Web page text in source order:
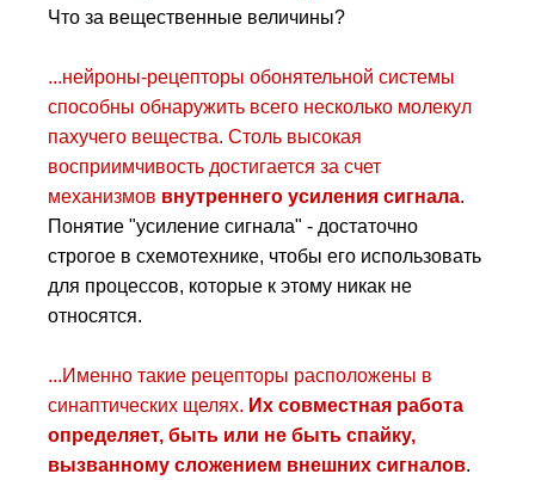
Что за вещественные величины?
...нейроны-рецепторы обонятельной системы
способны обнаружить всего несколько молекул
пахучего вещества. Столь высокая
восприимчивость достигается за счет
механизмов внутреннего усиления сигнала.
Понятие "усиление сигнала" - достаточно
строгое в схемотехнике, чтобы его использовать
для процессов, которые к этому никак не
относятся.
...Именно такие рецепторы расположены в
синаптических щелях. Их совместная работа
определяет, быть или не быть спайку,
вызванному сложением внешних сигналов.